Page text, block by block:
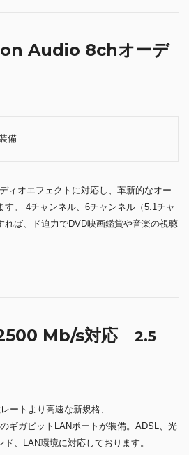
Audio 8chオーデ
備
ィオエフェクトに対応し、革新的なオー
。 4チャンネル、6チャンネル（5.1チャ
れば、ド迫力でDVD映画鑑賞や音楽の視聴
Mb/s対応 2.5
ートより高速な新規格、
ギガビットLANポートが装備。ADSL、光
、LAN環境に対応しております。